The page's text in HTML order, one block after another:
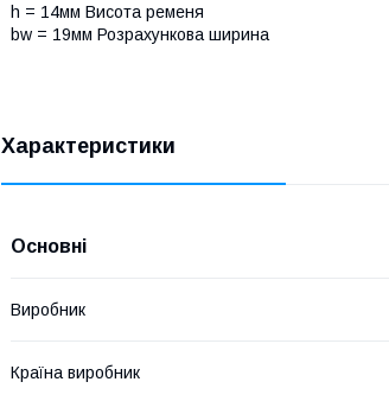
h = 14мм Висота ременя
bw = 19мм Розрахункова ширина
Характеристики
Основні
Виробник
Країна виробник